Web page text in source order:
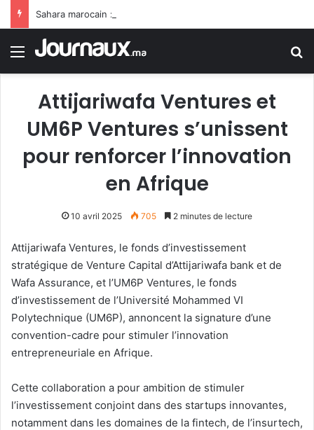
Menu
Attijariwafa Ventures et
UM6P Ventures s’unissent
pour renforcer l’innovation
en Afrique
10 avril 2025 705 2 minutes de lecture
Attijariwafa Ventures, le fonds d’investissement
stratégique de Venture Capital d’Attijariwafa bank et de
Wafa Assurance, et l’UM6P Ventures, le fonds
d’investissement de l’Université Mohammed VI
Polytechnique (UM6P), annoncent la signature d’une
convention-cadre pour stimuler l’innovation
entrepreneuriale en Afrique.
Cette collaboration a pour ambition de stimuler
l’investissement conjoint dans des startups innovantes,
notamment dans les domaines de la fintech, de l’insurtech,